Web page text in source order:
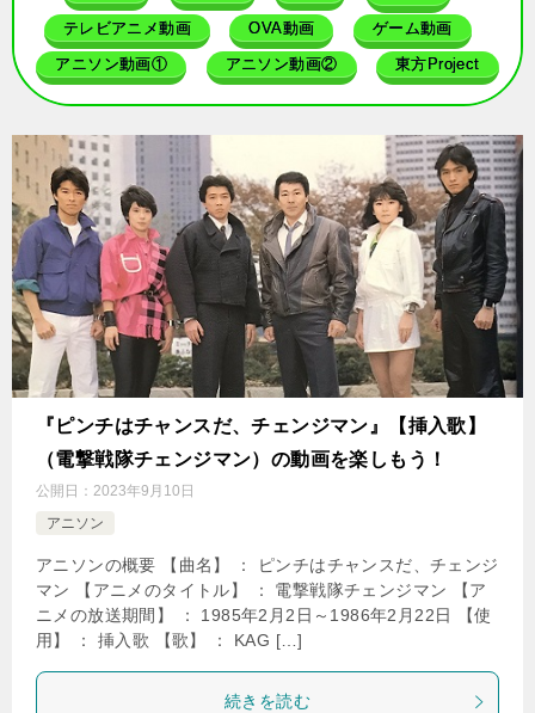
テレビアニメ動画 OVA動画 ゲーム動画
アニソン動画① アニソン動画② 東方Project
『ピンチはチャンスだ、チェンジマン』【挿入歌】
（電撃戦隊チェンジマン）の動画を楽しもう！
公開日： 2023年9月10日
アニソン
アニソンの概要 【曲名】 ： ピンチはチャンスだ、チェンジ
マン 【アニメのタイトル】 ： 電撃戦隊チェンジマン 【ア
ニメの放送期間】 ： 1985年2月2日～1986年2月22日 【使
用】 ： 挿入歌 【歌】 ： KAG […]
続きを読む